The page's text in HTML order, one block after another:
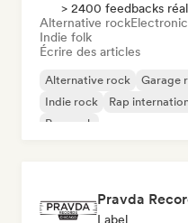
> 2400 feedbacks
Alternative rock
Indie folk
Écrire des articles
Alternative rock Garage
Indie rock
Rap
Pop rock
Pravda
Label